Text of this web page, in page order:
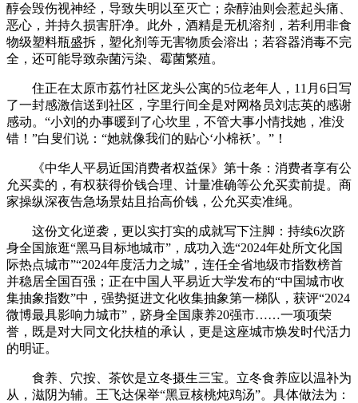
醇会毁伤视神经，导致失明以至灭亡；杂醇油则会惹起头痛、
恶心，并持久损害肝净。此外，酒精是无机溶剂，若利用非食
物级塑料瓶盛拆，塑化剂等无害物质会溶出；若容器消毒不完
全，还可能导致杂菌污染、霉菌繁殖。
住正在太原市荔竹社区龙头公寓的5位老年人，11月6日写
了一封感激信送到社区，字里行间全是对网格员刘志英的感谢
感动。“小刘的办事暖到了心坎里，不管大事小情找她，准没
错！”白叟们说：“她就像我们的贴心‘小棉袄’。”！
《中华人平易近国消费者权益保》第十条：消费者享有公
允买卖的，有权获得价钱合理、计量准确等公允买卖前提。商
家操纵深夜告急场景姑且抬高价钱，公允买卖准绳。
这份文化逆袭，更以实打实的成就写下注脚：持续6次跻
身全国旅逛“黑马目标地城市”，成功入选“2024年处所文化国
际热点城市”“2024年度活力之城”，连任全省地级市指数榜首
并稳居全国百强；正在中国人平易近大学发布的“中国城市收
集抽象指数”中，强势挺进文化收集抽象第一梯队，获评“2024
微博最具影响力城市”，跻身全国康养20强市……一项项荣
誉，既是对大同文化扶植的承认，更是这座城市焕发时代活力
的明证。
食养、穴按、茶饮是立冬摄生三宝。立冬食养应以温补为
从，滋阴为辅。王飞达保举“黑豆核桃炖鸡汤”。具体做法为：